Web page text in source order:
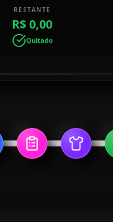
RESTANTE
R$ 0,00
Quitado